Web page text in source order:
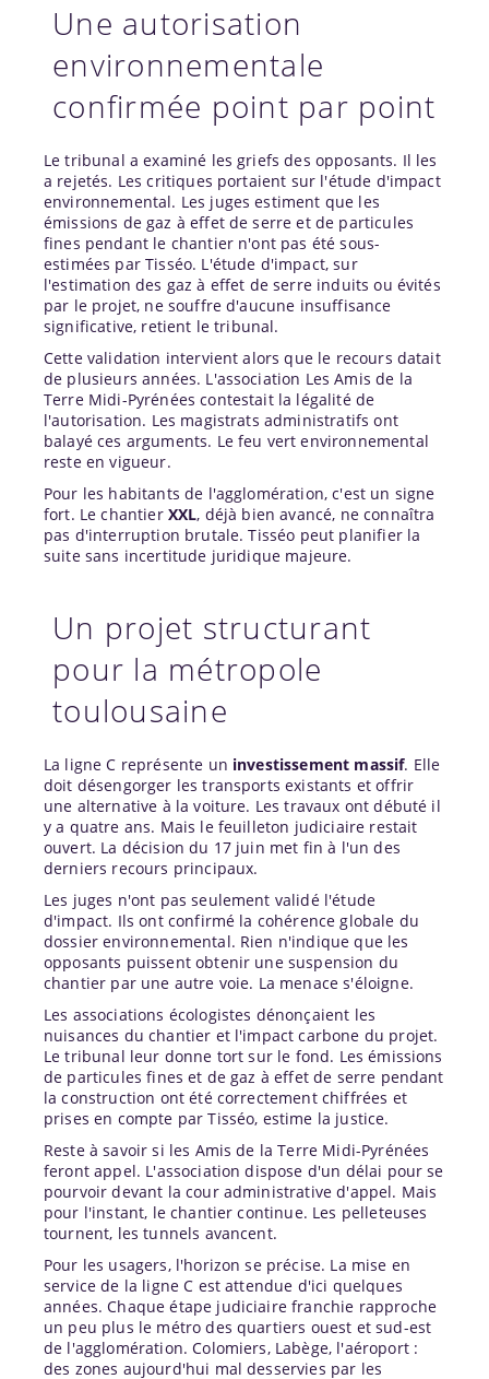
Une autorisation
environnementale
confirmée point par point
Le tribunal a examiné les griefs des opposants. Il les
a rejetés. Les critiques portaient sur l'étude d'impact
environnemental. Les juges estiment que les
émissions de gaz à effet de serre et de particules
fines pendant le chantier n'ont pas été sous-
estimées par Tisséo. L'étude d'impact, sur
l'estimation des gaz à effet de serre induits ou évités
par le projet, ne souffre d'aucune insuffisance
significative, retient le tribunal.
Cette validation intervient alors que le recours datait
de plusieurs années. L'association Les Amis de la
Terre Midi-Pyrénées contestait la légalité de
l'autorisation. Les magistrats administratifs ont
balayé ces arguments. Le feu vert environnemental
reste en vigueur.
Pour les habitants de l'agglomération, c'est un signe
fort. Le chantier XXL, déjà bien avancé, ne connaîtra
pas d'interruption brutale. Tisséo peut planifier la
suite sans incertitude juridique majeure.
Un projet structurant
pour la métropole
toulousaine
La ligne C représente un investissement massif. Elle
doit désengorger les transports existants et offrir
une alternative à la voiture. Les travaux ont débuté il
y a quatre ans. Mais le feuilleton judiciaire restait
ouvert. La décision du 17 juin met fin à l'un des
derniers recours principaux.
Les juges n'ont pas seulement validé l'étude
d'impact. Ils ont confirmé la cohérence globale du
dossier environnemental. Rien n'indique que les
opposants puissent obtenir une suspension du
chantier par une autre voie. La menace s'éloigne.
Les associations écologistes dénonçaient les
nuisances du chantier et l'impact carbone du projet.
Le tribunal leur donne tort sur le fond. Les émissions
de particules fines et de gaz à effet de serre pendant
la construction ont été correctement chiffrées et
prises en compte par Tisséo, estime la justice.
Reste à savoir si les Amis de la Terre Midi-Pyrénées
feront appel. L'association dispose d'un délai pour se
pourvoir devant la cour administrative d'appel. Mais
pour l'instant, le chantier continue. Les pelleteuses
tournent, les tunnels avancent.
Pour les usagers, l'horizon se précise. La mise en
service de la ligne C est attendue d'ici quelques
années. Chaque étape judiciaire franchie rapproche
un peu plus le métro des quartiers ouest et sud-est
de l'agglomération. Colomiers, Labège, l'aéroport :
des zones aujourd'hui mal desservies par les